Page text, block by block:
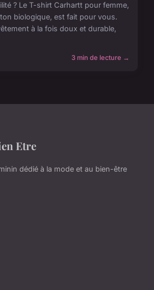
? Le T-shirt Carhartt pour femme,
biologique, est fait pour vous.
à la fois doux et durable,
3 min de lecture →
Etre
dédié à la mode et au bien-être